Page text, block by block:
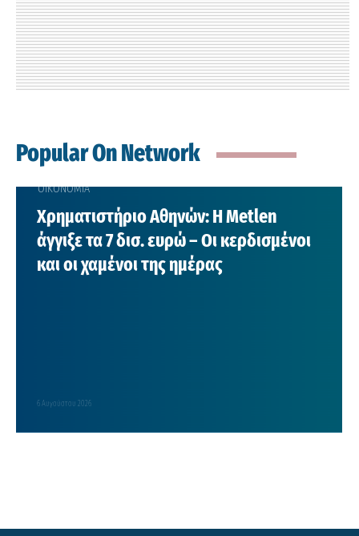
Popular On Network
ΟΙΚΟΝΟΜΙΑ
Χρηματιστήριο Αθηνών: Η Metlen
άγγιξε τα 7 δισ. ευρώ – Οι κερδισμένοι
και οι χαμένοι της ημέρας
6 Αυγούστου 2026